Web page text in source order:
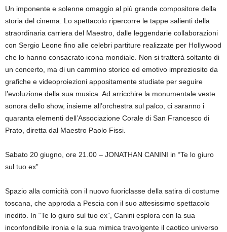
Un imponente e solenne omaggio al più grande compositore della
storia del cinema. Lo spettacolo ripercorre le tappe salienti della
straordinaria carriera del Maestro, dalle leggendarie collaborazioni
con Sergio Leone fino alle celebri partiture realizzate per Hollywood
che lo hanno consacrato icona mondiale. Non si tratterà soltanto di
un concerto, ma di un cammino storico ed emotivo impreziosito da
grafiche e videoproiezioni appositamente studiate per seguire
l’evoluzione della sua musica. Ad arricchire la monumentale veste
sonora dello show, insieme all’orchestra sul palco, ci saranno i
quaranta elementi dell’Associazione Corale di San Francesco di
Prato, diretta dal Maestro Paolo Fissi.
Sabato 20 giugno, ore 21.00 – JONATHAN CANINI in “Te lo giuro
sul tuo ex”
Spazio alla comicità con il nuovo fuoriclasse della satira di costume
toscana, che approda a Pescia con il suo attesissimo spettacolo
inedito. In “Te lo giuro sul tuo ex”, Canini esplora con la sua
inconfondibile ironia e la sua mimica travolgente il caotico universo